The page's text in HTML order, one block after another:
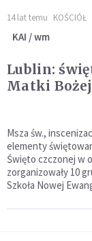
14 lat temu KOŚCIÓŁ
KAI / wm
Lublin:
Matki Bożej
Msza św.,
elementy
Święto czczonej w
zorganizowały 10
Szkoła Nowej